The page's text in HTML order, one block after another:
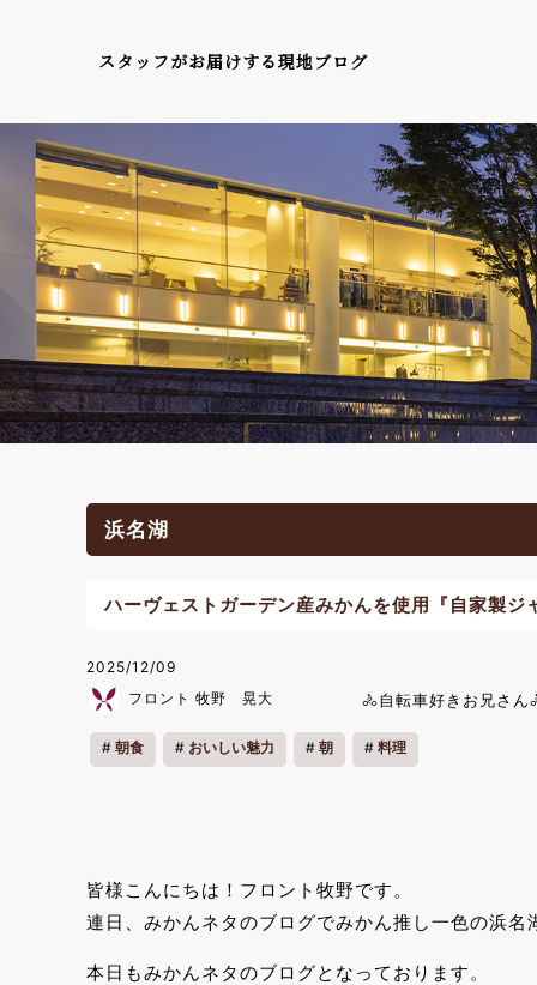
スタッフがお届けする現地ブログ
浜名湖
ハーヴェストガーデン産みかんを使用『自家製ジ
2025/12/09
フロント 牧野 晃大
🚴自転車好きお兄さん
朝食 おいしい魅力 朝 料理
皆様こんにちは！フロント牧野です。
連日、みかんネタのブログでみかん推し一色の浜名
本日もみかんネタのブログとなっております。